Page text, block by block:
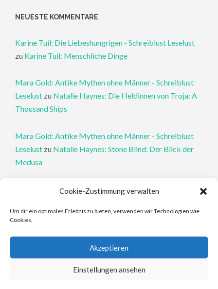
Cookie-Zustimmung verwalten
Um dir ein optimales Erlebnis zu bieten, verwenden wir Technologien wie
Cookies.
Akzeptieren
Einstellungen ansehen
NEUESTE KOMMENTARE
Karine Tuil: Die Liebeshungrigen - Schreiblust Leselust
zu Karine Tuil: Menschliche Dinge
Mara Gold: Antike Mythen ohne Männer - Schreiblust
Leselust zu Natalie Haynes: Die Heldinnen von Troja: A
Thousand Ships
Mara Gold: Antike Mythen ohne Männer - Schreiblust
Leselust zu Natalie Haynes: Stone Blind: Der Blick der
Medusa
Philippa Perry: Die Therapeutin und ihre Mörder: Dr. Pat
Philippa Perry: Das Buch, von dem du dir wünschst, deine
Elena Ferrante: An den Rändern - Schreiblust Leselust
Elena Ferrante: Die Geschichte des verlorenen Kindes